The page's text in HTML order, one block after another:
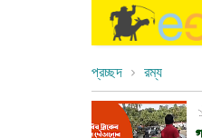
প্রচ্ছদ রম্য